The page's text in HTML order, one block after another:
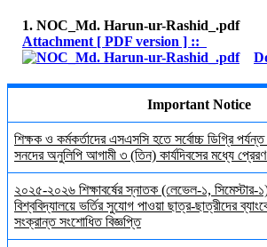
1. NOC_Md. Harun-ur-Rashid_.pdf
Attachment [ PDF version ] ::
Important Notice
শিক্ষক ও কর্মকর্তাদের এসএসসি হতে সর্বোচ্চ ডিগ্রি
সনদের অনুলিপি আগামী ৩ (তিন) কার্যদিবসের মধ্যে
২০২৫-২০২৬ শিক্ষাবর্ষের স্নাতক (লেভেল-১, সিমেস্টার-
বিশ্ববিদ্যালয়ে ভর্তির সুযোগ পাওয়া ছাত্র-ছাত্রীদের
সংক্রান্ত সংশোধিত বিজ্ঞপ্তি